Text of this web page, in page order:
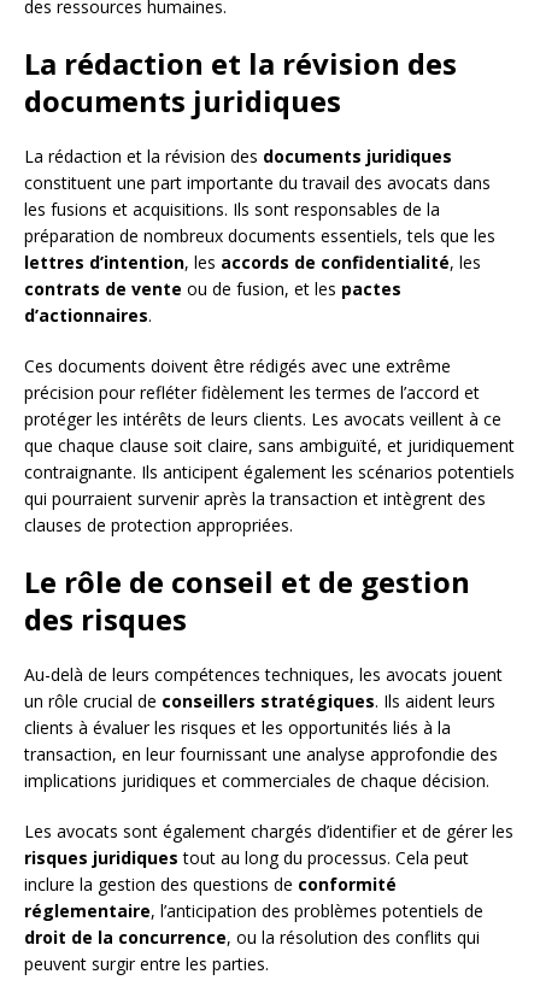
des ressources humaines.
La rédaction et la révision des
documents juridiques
La rédaction et la révision des documents juridiques
constituent une part importante du travail des avocats dans
les fusions et acquisitions. Ils sont responsables de la
préparation de nombreux documents essentiels, tels que les
lettres d’intention, les accords de confidentialité, les
contrats de vente ou de fusion, et les pactes
d’actionnaires.
Ces documents doivent être rédigés avec une extrême
précision pour refléter fidèlement les termes de l’accord et
protéger les intérêts de leurs clients. Les avocats veillent à ce
que chaque clause soit claire, sans ambiguïté, et juridiquement
contraignante. Ils anticipent également les scénarios potentiels
qui pourraient survenir après la transaction et intègrent des
clauses de protection appropriées.
Le rôle de conseil et de gestion
des risques
Au-delà de leurs compétences techniques, les avocats jouent
un rôle crucial de conseillers stratégiques. Ils aident leurs
clients à évaluer les risques et les opportunités liés à la
transaction, en leur fournissant une analyse approfondie des
implications juridiques et commerciales de chaque décision.
Les avocats sont également chargés d’identifier et de gérer les
risques juridiques tout au long du processus. Cela peut
inclure la gestion des questions de conformité
réglementaire, l’anticipation des problèmes potentiels de
droit de la concurrence, ou la résolution des conflits qui
peuvent surgir entre les parties.